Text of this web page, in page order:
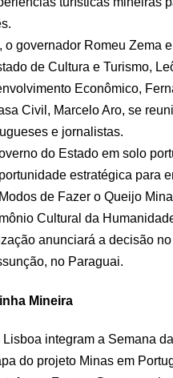
o governador Romeu Zema
de Cultura e Turismo,
Econômico,
Civil, Marcelo Aro, se
e jornalistas.
do Estado em solo
estratégica para
de Fazer o Queijo
Cultural da
anunciará a decisão
no Paraguai.
Mineira
integram a Semana
do projeto Minas em